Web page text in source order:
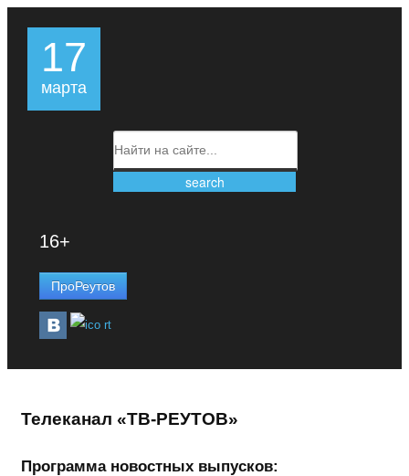
16+
ПроРеутов
Телеканал «ТВ-РЕУТОВ»
Программа новостных выпусков:
17
марта